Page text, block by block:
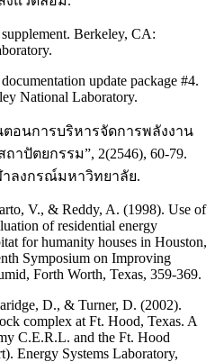
Berkeley, CA:
update package #4.
National Laboratory.
ตอนการบริหารจัดการพลังงาน
าปัตยกรรม”, 2(2546), 60-79.
ลงกรณ์มหาวิทยาลัย.
V., & Reddy, A. (1998). Use of
of residential energy
for humanity houses in Houston,
Symposium on Improving
Forth Worth, Texas, 359-369.
D., & Turner, D. (2002).
complex at Ft. Hood, Texas. A
C.E.R.L. and the Ft. Hood
Energy Systems Laboratory,